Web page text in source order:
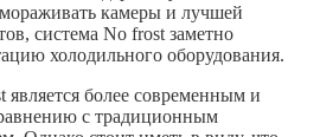
камеры и лучшей
система No frost заметно
холодильного оборудования.
более современным и
с традиционным